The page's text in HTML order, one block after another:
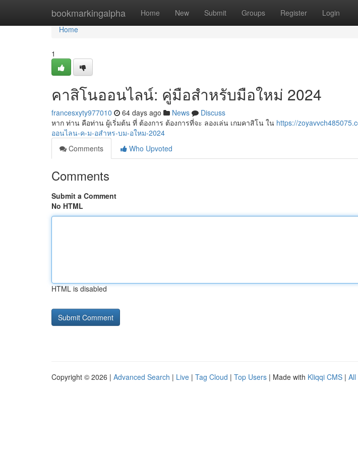
bookmarkingalpha Home New Submit Groups Register Login
Home
Home
1
คาสิโนออนไลน์: คู่มือสำหรับมือใหม่ 2024
francesxyty977010 64 days ago News
Discuss
หาก ท่าน คือท่าน ผู้เริ่มต้น ที่ ต้องการ ต้องการที่จะ ลองเล่น เกมคาสิโน ใน https://
ออนไลน-ค-ม-อสำหร-บม-อใหม-2024
Comments
Who Upvoted
Comments
Submit a Comment
No HTML
HTML is disabled
Copyright © 2026 | Advanced Search | Live | Tag Cloud | Top Users | Made with Kliqqi CMS | All